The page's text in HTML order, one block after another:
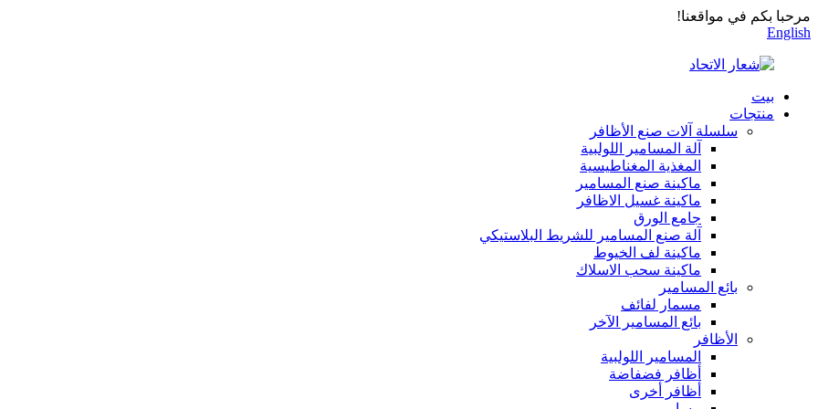
مرحبا بكم في مواقعنا!
English
بيت
منتجات
سلسلة آلات صنع الأظافر
آلة المسامير اللولبية
المغذية المغناطيسية
ماكينة صنع المسامير
ماكينة غسيل الاظافر
جامع الورق
آلة صنع المسامير للشريط البلاستيكي
ماكينة لف الخيوط
ماكينة سحب الاسلاك
بائع المسامير
مسمار لفائف
بائع المسامير الآخر
الأظافر
المسامير اللولبية
أظافر فضفاضة
أظافر أخرى